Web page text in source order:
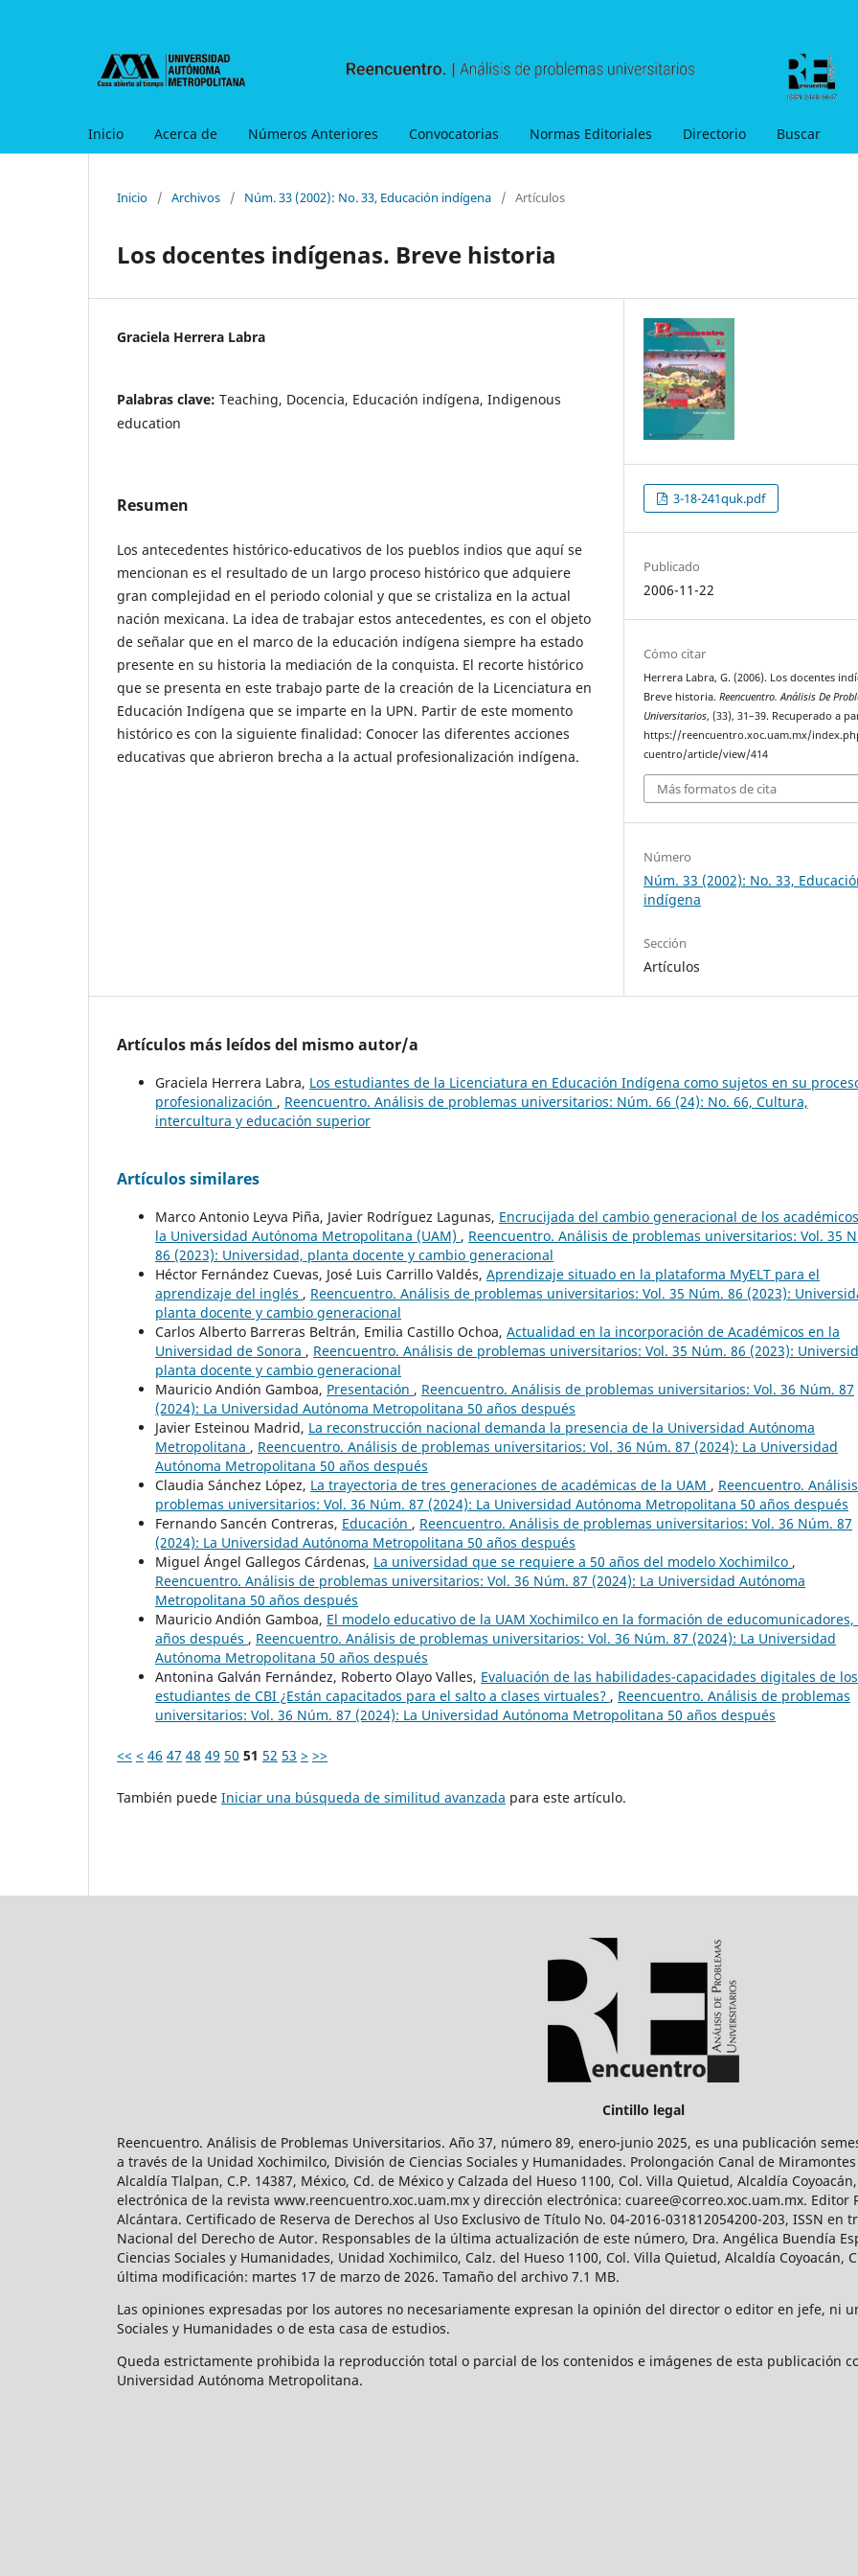
Inicio Acerca de Números Anteriores Convocatorias Normas Editoriales Directorio Buscar
Inicio / Archivos / Núm. 33 (2002): No. 33, Educación indígena / Artículos
Los docentes indígenas. Breve historia
Graciela Herrera Labra
Palabras clave: Teaching, Docencia, Educación indígena, Indigenous
education
Resumen
Los antecedentes histórico-educativos de los pueblos indios que aquí se
mencionan es el resultado de un largo proceso histórico que adquiere
gran complejidad en el periodo colonial y que se cristaliza en la actual
nación mexicana. La idea de trabajar estos antecedentes, es con el objeto
de señalar que en el marco de la educación indígena siempre ha estado
presente en su historia la mediación de la conquista. El recorte histórico
que se presenta en este trabajo parte de la creación de la Licenciatura en
Educación Indígena que se imparte en la UPN. Partir de este momento
histórico es con la siguiente finalidad: Conocer las diferentes acciones
educativas que abrieron brecha a la actual profesionalización indígena.
3-18-241quk.pdf
Publicado
2006-11-22
Cómo citar
Herrera Labra, G. (2006). Los docentes
Breve historia.Reencuentro. Análisis De
Universitarios, (33), 31–39. Recuperado a
https://reencuentro.xoc.uam.mx/
cuentro/article/view/414
Más formatos de cita
Número
Núm. 33 (2002): No. 33,
indígena
Sección
Artículos
Artículos más leídos del mismo autor/a
Graciela Herrera Labra, Los estudiantes de la Licenciatura en Educación Indígena como sujetos en su
profesionalización , Reencuentro. Análisis de problemas universitarios: Núm. 66 (24): No. 66, Cultura,
intercultura y educación superior
Artículos similares
Marco Antonio Leyva Piña, Javier Rodríguez Lagunas, Encrucijada del cambio generacional de los
la Universidad Autónoma Metropolitana (UAM) , Reencuentro. Análisis de problemas universitarios: Vol. 35
86 (2023): Universidad, planta docente y cambio generacional
Héctor Fernández Cuevas, José Luis Carrillo Valdés, Aprendizaje situado en la plataforma MyELT para el
aprendizaje del inglés , Reencuentro. Análisis de problemas universitarios: Vol. 35 Núm. 86 (2023):
planta docente y cambio generacional
Carlos Alberto Barreras Beltrán, Emilia Castillo Ochoa, Actualidad en la incorporación de Académicos en la
Universidad de Sonora , Reencuentro. Análisis de problemas universitarios: Vol. 35 Núm. 86 (2023):
planta docente y cambio generacional
Mauricio Andión Gamboa, Presentación , Reencuentro. Análisis de problemas universitarios: Vol. 36 Núm. 87
(2024): La Universidad Autónoma Metropolitana 50 años después
Javier Esteinou Madrid, La reconstrucción nacional demanda la presencia de la Universidad Autónoma
Metropolitana , Reencuentro. Análisis de problemas universitarios: Vol. 36 Núm. 87 (2024): La Universidad
Autónoma Metropolitana 50 años después
Claudia Sánchez López, La trayectoria de tres generaciones de académicas de la UAM , Reencuentro.
problemas universitarios: Vol. 36 Núm. 87 (2024): La Universidad Autónoma Metropolitana 50 años después
Fernando Sancén Contreras, Educación , Reencuentro. Análisis de problemas universitarios: Vol. 36 Núm. 87
(2024): La Universidad Autónoma Metropolitana 50 años después
Miguel Ángel Gallegos Cárdenas, La universidad que se requiere a 50 años del modelo Xochimilco ,
Reencuentro. Análisis de problemas universitarios: Vol. 36 Núm. 87 (2024): La Universidad Autónoma
Metropolitana 50 años después
Mauricio Andión Gamboa, El modelo educativo de la UAM Xochimilco en la formación de educomunicadores,
años después , Reencuentro. Análisis de problemas universitarios: Vol. 36 Núm. 87 (2024): La Universidad
Autónoma Metropolitana 50 años después
Antonina Galván Fernández, Roberto Olayo Valles, Evaluación de las habilidades-capacidades digitales de los
estudiantes de CBI ¿Están capacitados para el salto a clases virtuales? , Reencuentro. Análisis de problemas
universitarios: Vol. 36 Núm. 87 (2024): La Universidad Autónoma Metropolitana 50 años después
<< < 46 47 48 49 50 51 52 53 > >>
También puede Iniciar una búsqueda de similitud avanzada para este artículo.
Cintillo legal
Reencuentro. Análisis de Problemas Universitarios. Año 37, número 89, enero-junio 2025, es una publicación
a través de la Unidad Xochimilco, División de Ciencias Sociales y Humanidades. Prolongación Canal de Miramontes
Alcaldía Tlalpan, C.P. 14387, México, Cd. de México y Calzada del Hueso 1100, Col. Villa Quietud, Alcaldía
electrónica de la revista www.reencuentro.xoc.uam.mx y dirección electrónica: cuaree@correo.xoc.uam.mx. Editor
Alcántara. Certificado de Reserva de Derechos al Uso Exclusivo de Título No. 04-2016-031812054200-203, ISSN
Nacional del Derecho de Autor. Responsables de la última actualización de este número, Dra. Angélica Buendía
Ciencias Sociales y Humanidades, Unidad Xochimilco, Calz. del Hueso 1100, Col. Villa Quietud, Alcaldía Coyoacán,
última modificación: martes 17 de marzo de 2026. Tamaño del archivo 7.1 MB.
Las opiniones expresadas por los autores no necesariamente expresan la opinión del director o editor en jefe, ni
Sociales y Humanidades o de esta casa de estudios.
Queda estrictamente prohibida la reproducción total o parcial de los contenidos e imágenes de esta publicación
Universidad Autónoma Metropolitana.